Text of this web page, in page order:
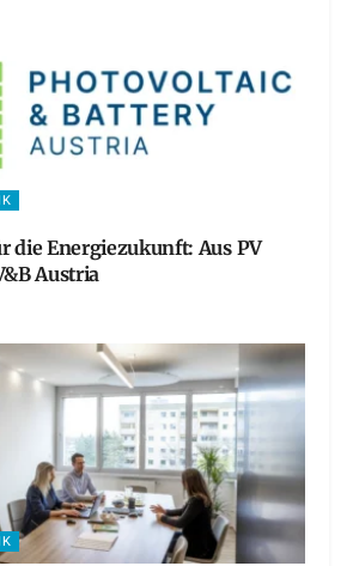
die Energiezukunft: Aus PV
Austria